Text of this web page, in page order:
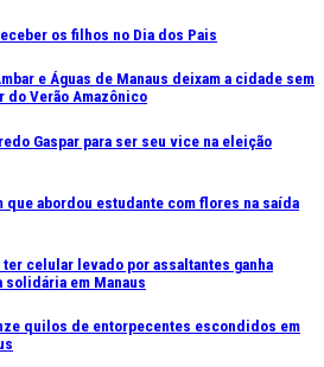
os filhos no Dia dos Pais
e Águas de Manaus deixam a cidade sem
do Verão Amazônico
Gaspar para ser seu vice na eleição
abordou estudante com flores na saída
celular levado por assaltantes ganha
solidária em Manaus
quilos de entorpecentes escondidos em